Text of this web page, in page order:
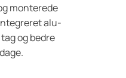
monterede
alu-
og bedre